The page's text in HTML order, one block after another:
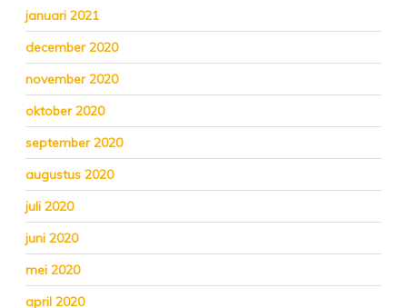
januari 2021
december 2020
november 2020
oktober 2020
september 2020
augustus 2020
juli 2020
juni 2020
mei 2020
april 2020